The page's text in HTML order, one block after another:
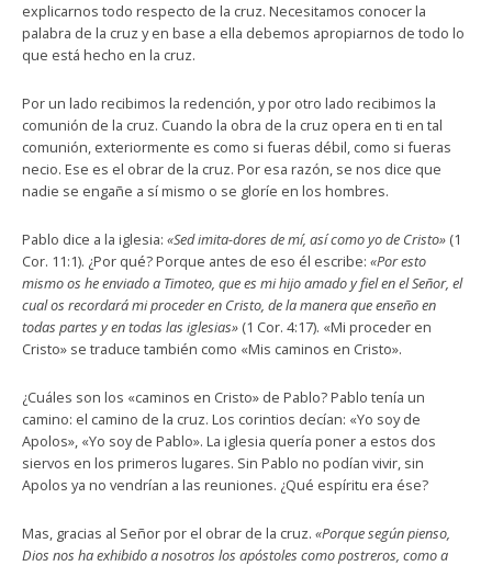
explicarnos todo respecto de la cruz. Necesitamos conocer la
palabra de la cruz y en base a ella debemos apropiarnos de todo lo
que está hecho en la cruz.
Por un lado recibimos la redención, y por otro lado recibimos la
comunión de la cruz. Cuando la obra de la cruz opera en ti en tal
comunión, exteriormente es como si fueras débil, como si fueras
necio. Ese es el obrar de la cruz. Por esa razón, se nos dice que
nadie se engañe a sí mismo o se gloríe en los hombres.
Pablo dice a la iglesia: «Sed imita-dores de mí, así como yo de Cristo» (1
Cor. 11:1). ¿Por qué? Porque antes de eso él escribe: «Por esto
mismo os he enviado a Timoteo, que es mi hijo amado y fiel en el Señor, el
cual os recordará mi proceder en Cristo, de la manera que enseño en
todas partes y en todas las iglesias» (1 Cor. 4:17). «Mi proceder en
Cristo» se traduce también como «Mis caminos en Cristo».
¿Cuáles son los «caminos en Cristo» de Pablo? Pablo tenía un
camino: el camino de la cruz. Los corintios decían: «Yo soy de
Apolos», «Yo soy de Pablo». La iglesia quería poner a estos dos
siervos en los primeros lugares. Sin Pablo no podían vivir, sin
Apolos ya no vendrían a las reuniones. ¿Qué espíritu era ése?
Mas, gracias al Señor por el obrar de la cruz. «Porque según pienso,
Dios nos ha exhibido a nosotros los apóstoles como postreros, como a